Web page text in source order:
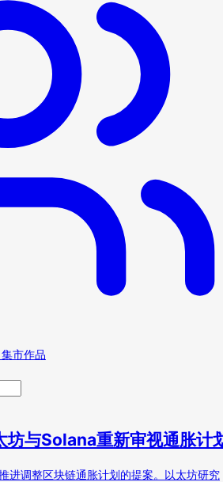
集市作品
坊与Solana重新审视通胀计
进调整区块链通胀计划的提案。以太坊研究